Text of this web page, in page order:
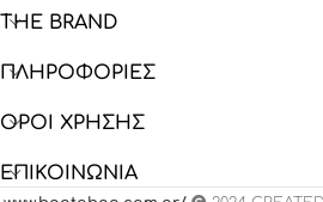
THE BRAND
ΠΛΗΡΟΦΟΡΙΕΣ
ΟΡΟΙ ΧΡΗΣΗΣ
ΕΠΙΚΟΙΝΩΝΙΑ